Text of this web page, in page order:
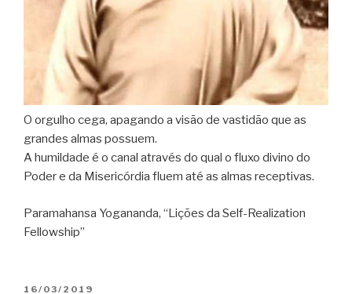
O orgulho cega, apagando a visão de vastidão que as
grandes almas possuem.
A humildade é o canal através do qual o fluxo divino do
Poder e da Misericórdia fluem até as almas receptivas.
Paramahansa Yogananda, “Lições da Self-Realization
Fellowship”
PUBLICADO
16/03/2019